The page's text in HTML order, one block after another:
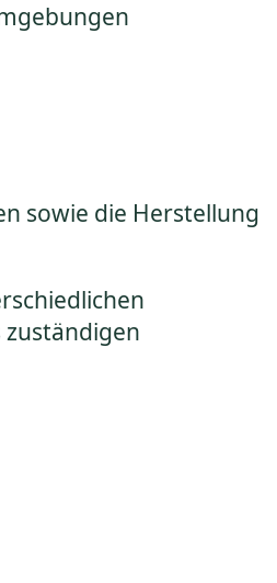
sowie die Herstellung